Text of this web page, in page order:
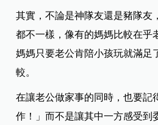
其實，不論是神隊友還是豬隊友
都不一樣，像有的媽媽比較在乎
媽媽只要老公肯陪小孩玩就滿足
較。
在讓老公做家事的同時，也要記
作！」而不是讓其中一方感受到